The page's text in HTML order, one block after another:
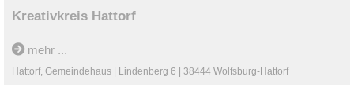
Kreativkreis Hattorf
mehr ...
Hattorf, Gemeindehaus | Lindenberg 6 | 38444 Wolfsburg-Hattorf